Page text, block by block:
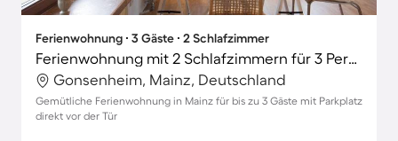
Ferienwohnung ∙ 3 Gäste ∙ 2 Schlafzimmer
Ferienwohnung mit 2 Schlafzimmern für 3 Personen
Gonsenheim, Mainz, Deutschland
Gemütliche Ferienwohnung in Mainz für bis zu 3 Gäste mit Parkplatz
direkt vor der Tür